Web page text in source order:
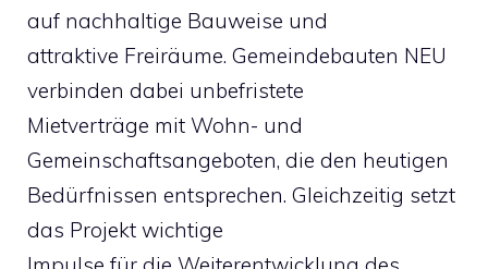
auf nachhaltige Bauweise und
attraktive Freiräume. Gemeindebauten NEU
verbinden dabei unbefristete
Mietverträge mit Wohn- und
Gemeinschaftsangeboten, die den heutigen
Bedürfnissen entsprechen. Gleichzeitig setzt
das Projekt wichtige